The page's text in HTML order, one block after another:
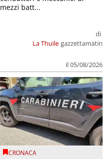
La Thuile
di
gazzettamatin
il 05/08/2026
mezzi batt...
CRONACA